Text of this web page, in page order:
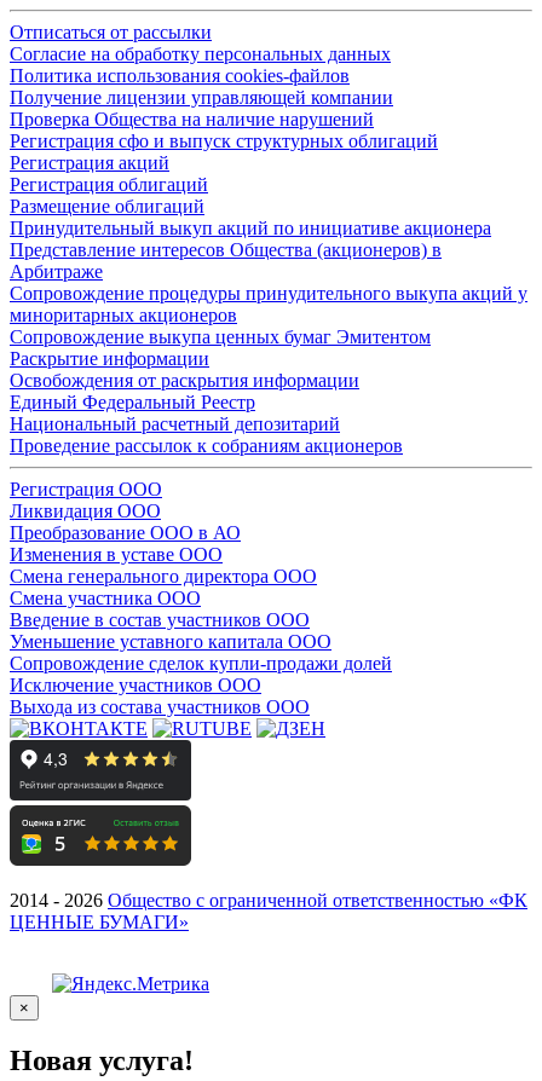
Отписаться от рассылки
Согласие на обработку персональных данных
Политика использования cookies-файлов
Получение лицензии управляющей компании
Проверка Общества на наличие нарушений
Регистрация сфо и выпуск структурных облигаций
Регистрация акций
Регистрация облигаций
Размещение облигаций
Принудительный выкуп акций по инициативе акционера
Представление интересов Общества (акционеров) в
Арбитраже
Сопровождение процедуры принудительного выкупа акций у
миноритарных акционеров
Сопровождение выкупа ценных бумаг Эмитентом
Раскрытие информации
Освобождения от раскрытия информации
Единый Федеральный Реестр
Национальный расчетный депозитарий
Проведение рассылок к собраниям акционеров
Регистрация ООО
Ликвидация ООО
Преобразование ООО в АО
Изменения в уставе ООО
Смена генерального директора ООО
Смена участника ООО
Введение в состав участников ООО
Уменьшение уставного капитала ООО
Сопровождение сделок купли-продажи долей
Исключение участников ООО
Выхода из состава участников ООО
2014 - 2026 Общество с ограниченной ответственностью «ФК
ЦЕННЫЕ БУМАГИ»
×
Новая услуга!